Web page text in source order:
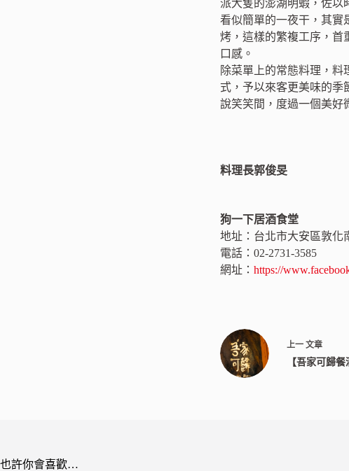
派大隻的澎湖明蝦，佐以
看似簡單的一夜干，其實
烤，這樣的繁複工序，首
口感。
除菜單上的常態料理，
式，予以來客更美味的季
說笑笑間，度過一個美好
料理長郭俊旻
狗一下居酒食堂
地址：台北市大安區敦化
電話：02-2731-3585
網址：https://
上一文章
【吾家可歸
也許你會喜歡…